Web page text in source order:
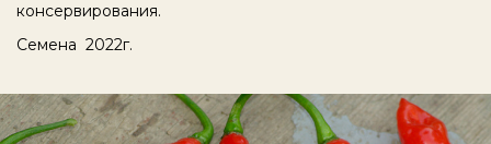
консервирования.
Семена 2022г.